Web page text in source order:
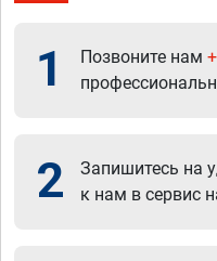
1 Позвоните нам
2
Запишитесь на
к нам в сервис